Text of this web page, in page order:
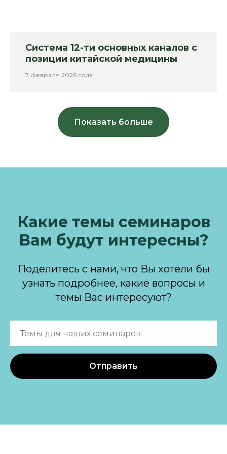
Система 12-ти основных каналов с
позиции китайской медицины
7 февраля 2026 года
Показать больше
Какие темы семинаров
Вам будут интересны?
Поделитесь с нами, что Вы хотели бы
узнать подробнее, какие вопросы и
темы Вас интересуют?
Отправить